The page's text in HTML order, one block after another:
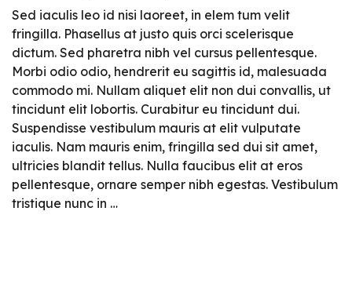
Sed iaculis leo id nisi laoreet, in elem tum velit
fringilla. Phasellus at justo quis orci scelerisque
dictum. Sed pharetra nibh vel cursus pellentesque.
Morbi odio odio, hendrerit eu sagittis id, malesuada
commodo mi. Nullam aliquet elit non dui convallis, ut
tincidunt elit lobortis. Curabitur eu tincidunt dui.
Suspendisse vestibulum mauris at elit vulputate
iaculis. Nam mauris enim, fringilla sed dui sit amet,
ultricies blandit tellus. Nulla faucibus elit at eros
pellentesque, ornare semper nibh egestas. Vestibulum
tristique nunc in …